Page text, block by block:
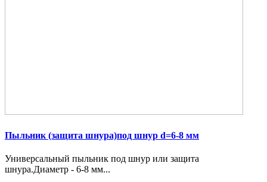
Пыльник (защита шнура)под шнур d=6-8 мм
Универсальный пыльник под шнур или защита
шнура.Диаметр - 6-8 мм...